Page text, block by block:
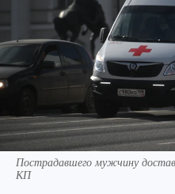
Пострадавшего мужчину
КП